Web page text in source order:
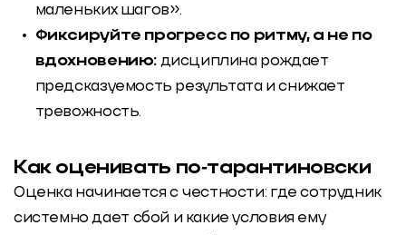
маленьких шагов».
Фиксируйте прогресс по ритму, а не по
вдохновению: дисциплина рождает
предсказуемость результата и снижает
тревожность.
Как оценивать по‑тарантиновски
Оценка начинается с честности: где сотрудник
системно дает сбой и какие условия ему